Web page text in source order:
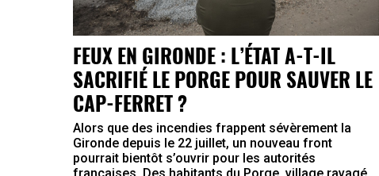
FEUX EN GIRONDE : L’ÉTAT A-T-IL
SACRIFIÉ LE PORGE POUR SAUVER LE
CAP-FERRET ?
Alors que des incendies frappent sévèrement la
Gironde depuis le 22 juillet, un nouveau front
pourrait bientôt s’ouvrir pour les autorités